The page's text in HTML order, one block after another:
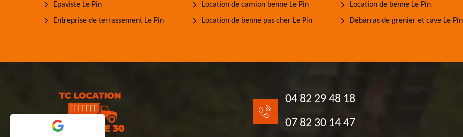
Epaviste Le Pin
Entreprise de terrassement Le Pin
Location de camion benne Le Pin
Location de benne pas cher Le Pin
Location de benne Le Pin
Débarras de grenier et cave Le Pin
04 82 29 48 18
07 82 30 14 47